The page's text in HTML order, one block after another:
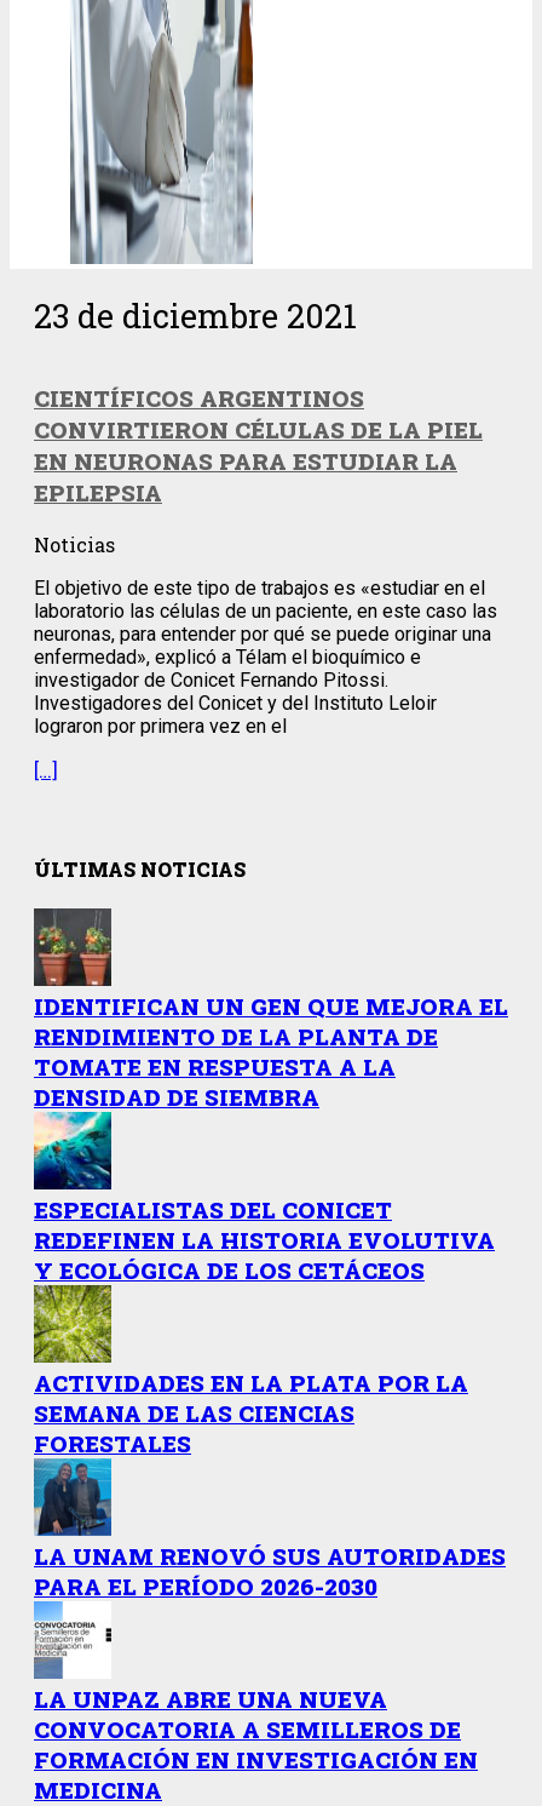
23 de diciembre 2021
CIENTÍFICOS ARGENTINOS
CONVIRTIERON CÉLULAS DE LA PIEL
EN NEURONAS PARA ESTUDIAR LA
EPILEPSIA
Noticias
El objetivo de este tipo de trabajos es «estudiar en el
laboratorio las células de un paciente, en este caso las
neuronas, para entender por qué se puede originar una
enfermedad», explicó a Télam el bioquímico e
investigador de Conicet Fernando Pitossi.
Investigadores del Conicet y del Instituto Leloir
lograron por primera vez en el
[…]
ÚLTIMAS NOTICIAS
IDENTIFICAN UN GEN QUE MEJORA EL
RENDIMIENTO DE LA PLANTA DE
TOMATE EN RESPUESTA A LA
DENSIDAD DE SIEMBRA
ESPECIALISTAS DEL CONICET
REDEFINEN LA HISTORIA EVOLUTIVA
Y ECOLÓGICA DE LOS CETÁCEOS
ACTIVIDADES EN LA PLATA POR LA
SEMANA DE LAS CIENCIAS
FORESTALES
LA UNAM RENOVÓ SUS AUTORIDADES
PARA EL PERÍODO 2026-2030
LA UNPAZ ABRE UNA NUEVA
CONVOCATORIA A SEMILLEROS DE
FORMACIÓN EN INVESTIGACIÓN EN
MEDICINA